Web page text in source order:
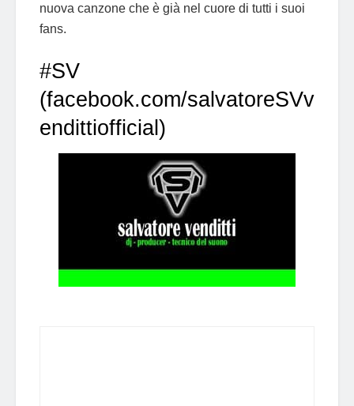
nuova canzone che è già nel cuore di tutti i suoi
fans.
#SV
(facebook.com/salvatoreSVv
endittiofficial)